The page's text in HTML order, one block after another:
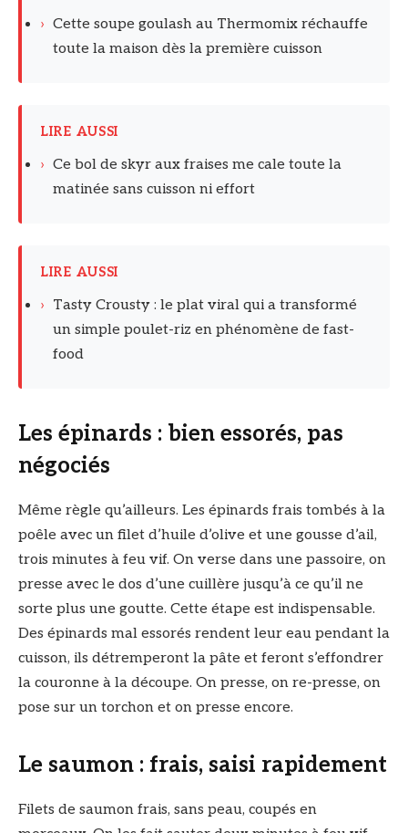
› Cette soupe goulash au Thermomix réchauffe
toute la maison dès la première cuisson
LIRE AUSSI
› Ce bol de skyr aux fraises me cale toute la
matinée sans cuisson ni effort
LIRE AUSSI
› Tasty Crousty : le plat viral qui a transformé
un simple poulet-riz en phénomène de fast-
food
Les épinards : bien essorés, pas
négociés
Même règle qu’ailleurs. Les épinards frais tombés à la
poêle avec un filet d’huile d’olive et une gousse d’ail,
trois minutes à feu vif. On verse dans une passoire, on
presse avec le dos d’une cuillère jusqu’à ce qu’il ne
sorte plus une goutte. Cette étape est indispensable.
Des épinards mal essorés rendent leur eau pendant la
cuisson, ils détremperont la pâte et feront s’effondrer
la couronne à la découpe. On presse, on re-presse, on
pose sur un torchon et on presse encore.
Le saumon : frais, saisi rapidement
Filets de saumon frais, sans peau, coupés en